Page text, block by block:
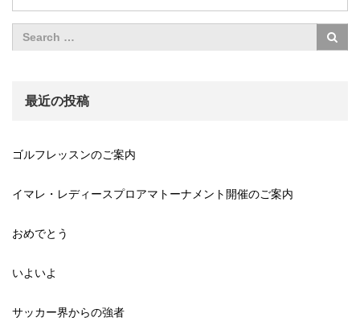
最近の投稿
ゴルフレッスンのご案内
イマレ・レディースプロアマトーナメント開催のご案内
おめでとう
いよいよ
サッカー界からの強者